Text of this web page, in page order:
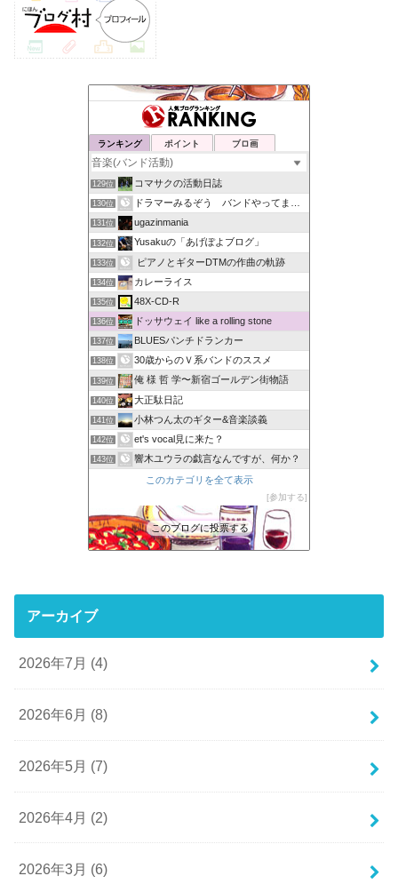
ランキング ポイント ブロ画
129位 コマサクの活動日誌
130位 ドラマーみるぞう バンドやってまするぅ
131位 ugazinmania
132位 Yusakuの「あげぽよブログ」
133位 ピアノとギターDTMの作曲の軌跡
134位 カレーライス
135位 48X-CD-R
136位 ドッサウェイ like a rolling stone
137位 BLUESパンチドランカー
138位 30歳からのＶ系バンドのススメ
139位 俺 様 哲 学〜新宿ゴールデン街物語
140位 大正駄日記
141位 小林つん太のギター&音楽談義
142位 et's vocal見に来た？
143位 響木ユウラの戯言なんですが、何か？
このカテゴリを全て表示
参加する
このブログに投票する
アーカイブ
2026年7月 (4)
2026年6月 (8)
2026年5月 (7)
2026年4月 (2)
2026年3月 (6)